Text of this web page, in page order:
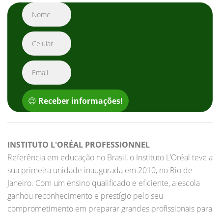
😉 Receber informações!
INSTITUTO L'ORÉAL PROFESSIONNEL
Referência em educação no Brasil, o Instituto L’Oréal teve a
sua primeira unidade inaugurada em 2010, no Rio de
Janeiro. Com um ensino qualificado e eficiente, a escola
ganhou reconhecimento e prestígio pelo seu
comprometimento em preparar grandes profissionais para